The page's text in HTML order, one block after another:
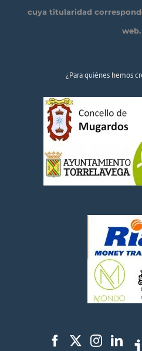
cuya titularidad
web.
¿Para quiénes hemos